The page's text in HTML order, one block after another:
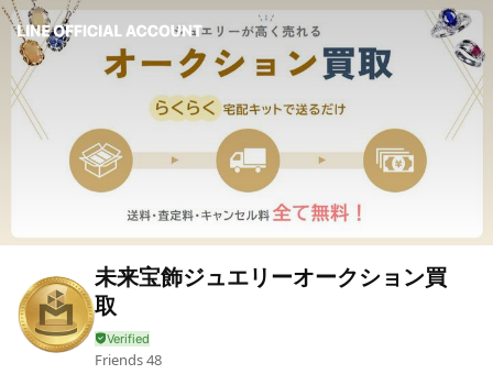
未来宝飾ジュエリーオークション買
取
Friends48